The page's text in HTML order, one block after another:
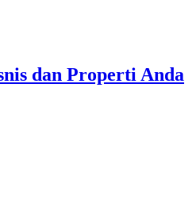
dan Properti Anda